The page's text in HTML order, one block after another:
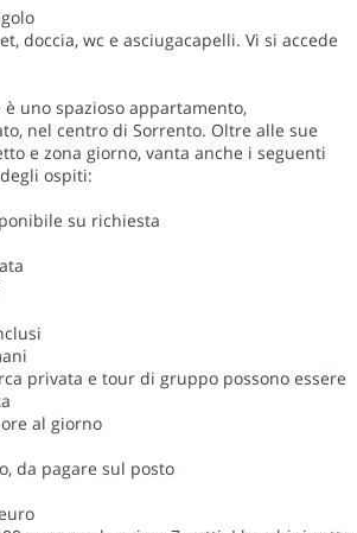
doccia, wc e asciugacapelli. Vi si accede
è uno spazioso appartamento,
nel centro di Sorrento. Oltre alle sue
e zona giorno, vanta anche i seguenti
ospiti:
su richiesta
privata e tour di gruppo possono essere
al giorno
da pagare sul posto